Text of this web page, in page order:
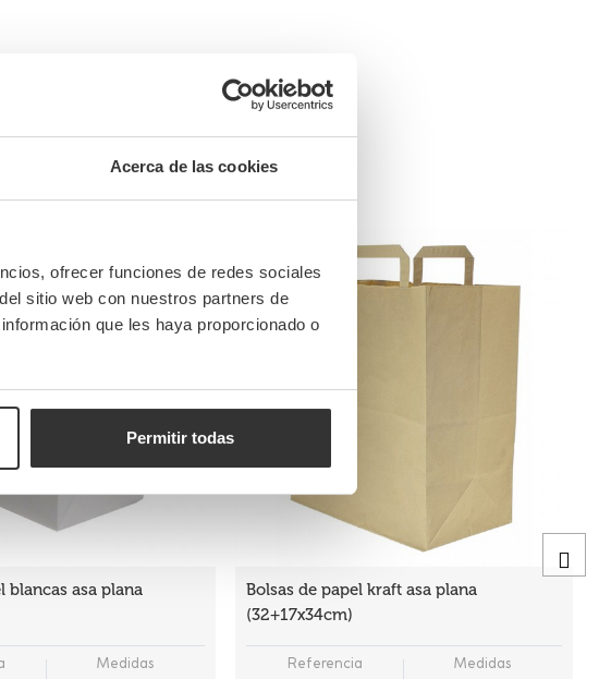
Acerca de las cookies
ofrecer funciones de redes sociales
sitio web con nuestros partners de
que les haya proporcionado o
Permitir todas
blancas asa plana
Medidas
Bolsas de papel kraft asa plana
(32+17x34cm)
Referencia
Medidas